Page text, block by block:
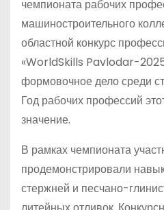
чемпионата рабочих
машиностроительного
областной конкурс
«WorldSkills Pavlodar-
формовочное дело среди
Год рабочих профессий
значение.
В рамках чемпионата
продемонстрировали
стержней и песчано-